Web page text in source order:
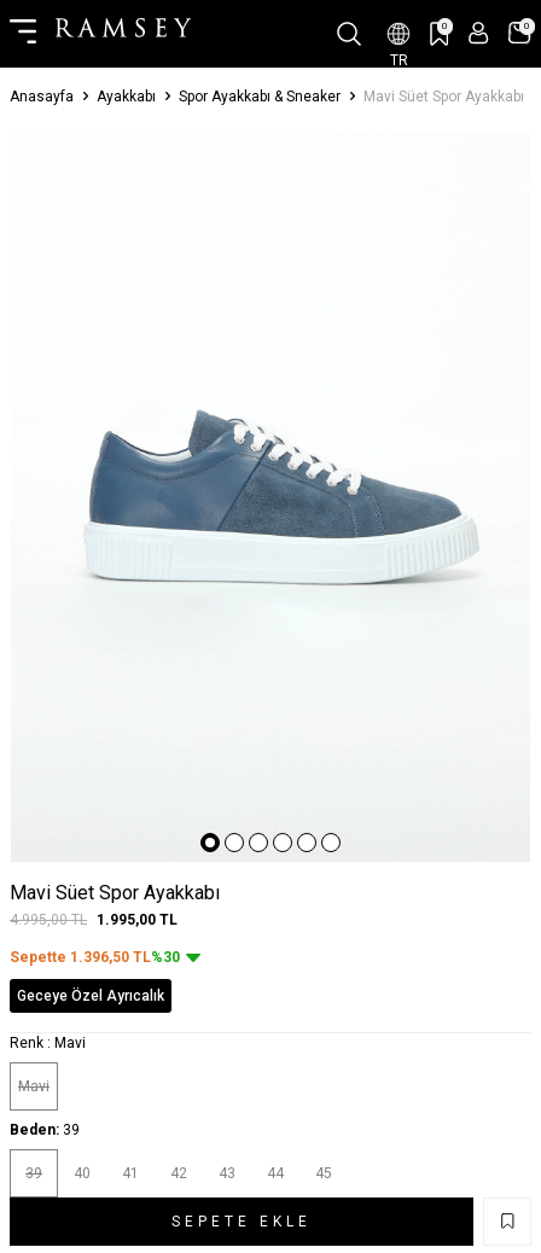
TR
0 0
Anasayfa Ayakkabı Spor Ayakkabı & Sneaker Mavi Süet Spor Ayakkabı
Mavi Süet Spor Ayakkabı
4.995,00TL 1.995,00 TL
Sepette 1.396,50 TL%30
Geceye Özel Ayrıcalık
Renk : Mavi
Mavi
Beden: 39
39 40 41 42 43 44 45
SEPETE EKLE